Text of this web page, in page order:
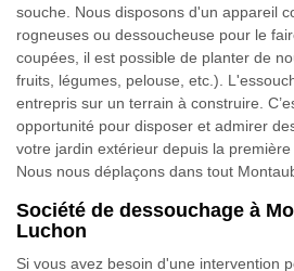
souche. Nous disposons d'un appareil
rogneuses ou dessoucheuse pour le
coupées, il est possible de planter de
fruits, légumes, pelouse, etc.).
entrepris sur un terrain à construire.
opportunité pour disposer et admirer
votre jardin extérieur depuis la première
Nous nous déplaçons dans tout
Société de dessouchage à
Luchon
Si vous avez besoin d'une intervention